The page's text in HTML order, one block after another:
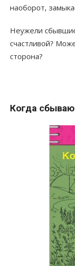
наоборот,
Неужели
счастливой?
сторона?
Когда